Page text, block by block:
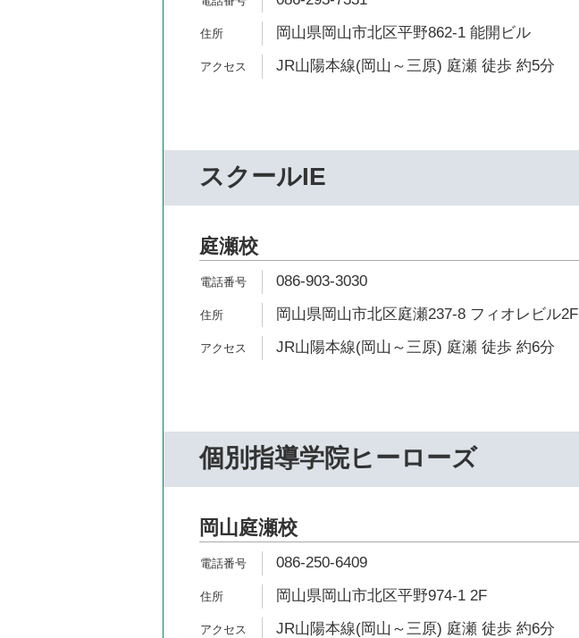
岡山県岡山市北区平野862-1 能開ビル
JR山陽本線(岡山～三原) 庭瀬 徒歩 約5分
スクールIE
庭瀬校
086-903-3030
岡山県岡山市北区庭瀬237-8 フィオレビル2F
JR山陽本線(岡山～三原) 庭瀬 徒歩 約6分
個別指導学院ヒーローズ
岡山庭瀬校
086-250-6409
岡山県岡山市北区平野974-1 2F
JR山陽本線(岡山～三原) 庭瀬 徒歩 約6分